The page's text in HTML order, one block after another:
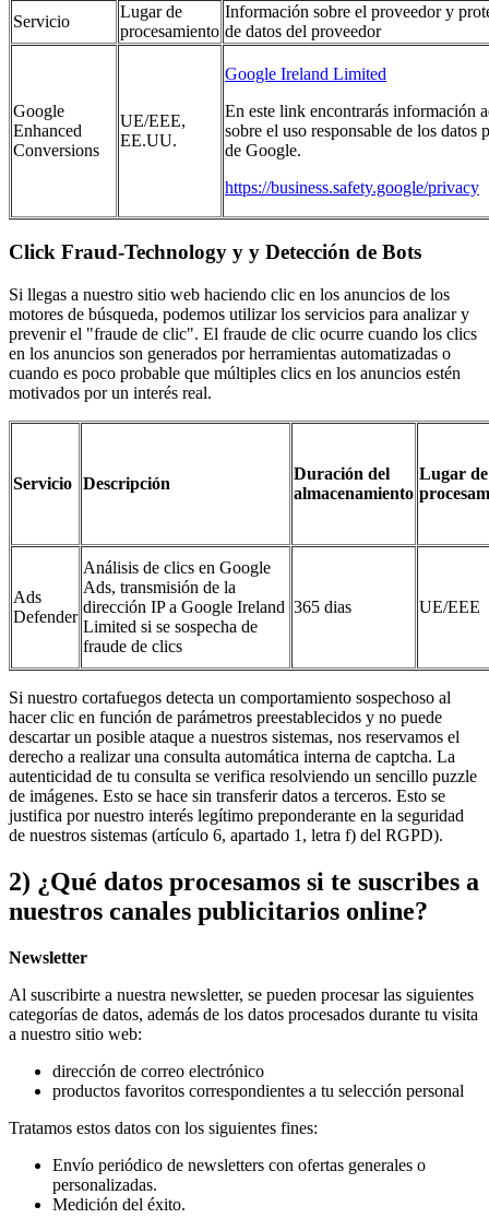
Servicio
Lugar de
procesamiento
Información sobre el proveedor y
de datos del proveedor
Google
Enhanced
Conversions
UE/EEE,
EE.UU.
Google Ireland Limited
En este link encontrarás información
sobre el uso responsable de los datos
de Google.
https://business.safety.google/privacy
Click Fraud-Technology y y Detección de Bots
Si llegas a nuestro sitio web haciendo clic en los anuncios de los
motores de búsqueda, podemos utilizar los servicios para analizar y
prevenir el "fraude de clic". El fraude de clic ocurre cuando los clics
en los anuncios son generados por herramientas automatizadas o
cuando es poco probable que múltiples clics en los anuncios estén
motivados por un interés real.
Servicio Descripción
Duración del
almacenamiento
Lugar de
Ads
Defender
Análisis de clics en Google
Ads, transmisión de la
dirección IP a Google Ireland
Limited si se sospecha de
fraude de clics
365 dias UE/EEE
Si nuestro cortafuegos detecta un comportamiento sospechoso al
hacer clic en función de parámetros preestablecidos y no puede
descartar un posible ataque a nuestros sistemas, nos reservamos el
derecho a realizar una consulta automática interna de captcha. La
autenticidad de tu consulta se verifica resolviendo un sencillo puzzle
de imágenes. Esto se hace sin transferir datos a terceros. Esto se
justifica por nuestro interés legítimo preponderante en la seguridad
de nuestros sistemas (artículo 6, apartado 1, letra f) del RGPD).
2) ¿Qué datos procesamos si te suscribes a
nuestros canales publicitarios online?
Newsletter
Al suscribirte a nuestra newsletter, se pueden procesar las siguientes
categorías de datos, además de los datos procesados durante tu visita
a nuestro sitio web:
dirección de correo electrónico
productos favoritos correspondientes a tu selección personal
Tratamos estos datos con los siguientes fines:
Envío periódico de newsletters con ofertas generales o
personalizadas.
Medición del éxito.